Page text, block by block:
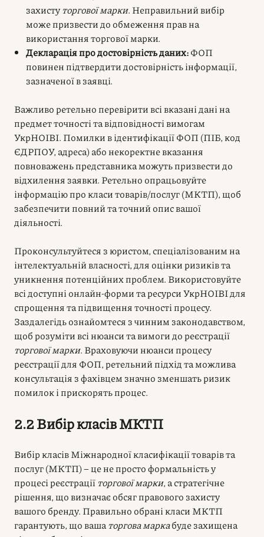
захисту торгової марки. Неправильний вибір
може призвести до обмеження прав на
використання торгової марки.
Декларація про достовірність даних:ФОП
повинен підтвердити достовірність інформації,
зазначеної в заявці.
Важливо ретельно перевірити всі вказані дані на
предмет точності та відповідності вимогам
УкрНОІВІ. Помилки в ідентифікації ФОП (ПІБ, код
ЄДРПОУ, адреса) або некоректне вказання
повноважень представника можуть призвести до
відхилення заявки. Ретельно опрацьовуйте
інформацію про класи товарів/послуг (МКТП), щоб
забезпечити повний та точний опис вашої
діяльності.
Проконсультуйтеся з юристом, спеціалізованим на
інтелектуальній власності, для оцінки ризиків та
уникнення потенційних проблем. Використовуйте
всі доступні онлайн-форми та ресурси УкрНОІВІ для
спрощення та підвищення точності процесу.
Заздалегідь ознайомтеся з чинним законодавством,
щоб розуміти всі нюанси та вимоги до реєстрації
торгової марки. Враховуючи нюанси процесу
реєстрації для ФОП, ретельний підхід та можлива
консультація з фахівцем значно зменшать ризик
помилок і прискорять процес.
2.2 Вибір класів МКТП
Вибір класів Міжнародної класифікації товарів та
послуг (МКТП) – це не просто формальність у
процесі реєстрації торгової марки, а стратегічне
рішення, що визначає обсяг правового захисту
вашого бренду. Правильно обрані класи МКТП
гарантують, що ваша торгова маркабуде захищена